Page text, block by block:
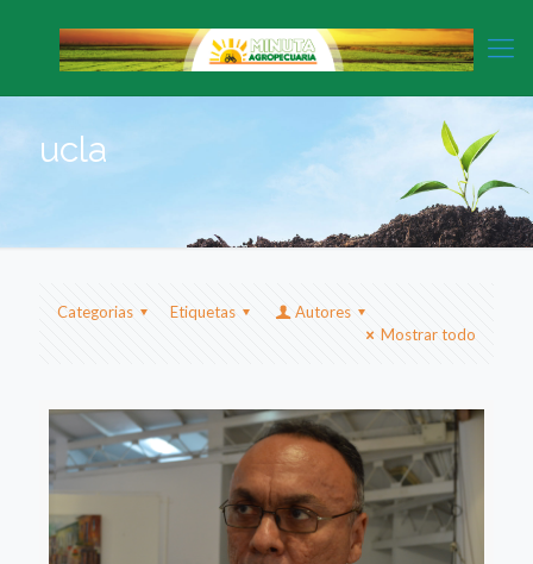
ucla
Categorias Etiquetas
Autores
Mostrar todo